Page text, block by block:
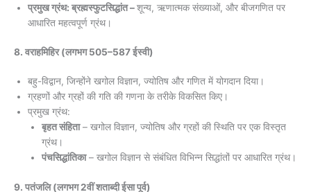
प्रमुख ग्रंथ: ब्रह्मस्फुटसिद्धांत –शून्य, ऋणात्मक संख्याओं, और बीजगणित पर
आधारित महत्वपूर्ण ग्रंथ।
8. वराहमिहिर (लगभग 505–587 ईस्वी)
बहु-विद्वान, जिन्होंने खगोल विज्ञान, ज्योतिष और गणित में योगदान दिया।
ग्रहणों और ग्रहों की गति की गणना के तरीके विकसित किए।
प्रमुख ग्रंथ:
बृहत संहिता– खगोल विज्ञान, ज्योतिष और ग्रहों की स्थिति पर एक विस्तृत
ग्रंथ।
पंचसिद्धांतिका– खगोल विज्ञान से संबंधित विभिन्न सिद्धांतों पर आधारित ग्रंथ।
9. पतंजलि (लगभग 2वीं शताब्दी ईसा पूर्व)